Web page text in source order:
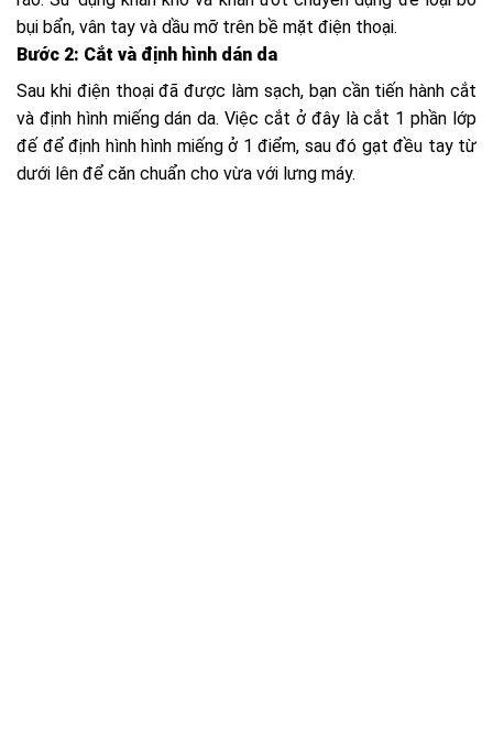
bụi bẩn, vân tay và dầu mỡ trên bề mặt điện thoại.
Bước 2: Cắt và định hình dán da
Sau khi điện thoại đã được làm sạch, bạn cần tiến hành cắt
và định hình miếng dán da. Việc cắt ở đây là cắt 1 phần lớp
đế để định hình hình miếng ở 1 điểm, sau đó gạt đều tay từ
dưới lên để căn chuẩn cho vừa với lưng máy.